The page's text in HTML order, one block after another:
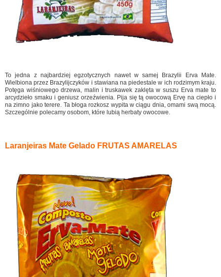
To jedna z najbardziej egzotycznych nawet w samej Brazylii Erva Mate.
Wielbiona przez Brazylijczyków i stawiana na piedestale w ich rodzimym kraju.
Potęga wiśniowego drzewa, malin i truskawek zaklęta w suszu Erva mate to
arcydzieło smaku i geniusz orzeźwienia. Pija się tą owocową Ervę na ciepło i
na zimno jako terere. Ta błoga rozkosz wypita w ciągu dnia, omami swą mocą.
Szczególnie polecamy osobom, które lubią herbaty owocowe.
Laranjeiras Mate Gelado FRUTAS AMARELAS